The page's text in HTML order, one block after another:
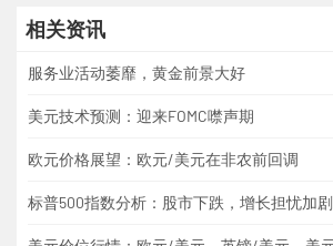
相关资讯
服务业活动萎靡，黄金前景大好
美元技术预测：迎来FOMC噤声期
欧元价格展望：欧元/美元在非农前回调
标普500指数分析：股市下跌，增长担忧加剧